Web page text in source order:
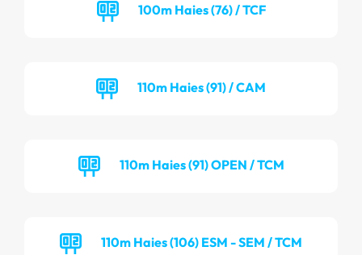
100m Haies (76) / TCF
110m Haies (91) / CAM
110m Haies (91) OPEN / TCM
110m Haies (106) ESM - SEM / TCM